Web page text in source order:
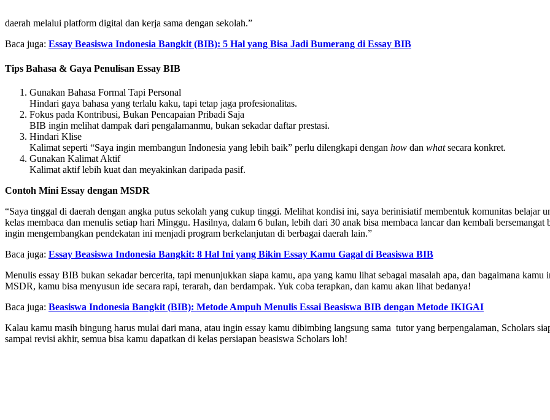
daerah melalui platform digital dan kerja sama dengan sekolah.”
Baca juga: Essay Beasiswa Indonesia Bangkit (BIB): 5 Hal yang Bisa Jadi Bumerang di Essay BIB
Tips Bahasa & Gaya Penulisan Essay BIB
Gunakan Bahasa Formal Tapi Personal
Hindari gaya bahasa yang terlalu kaku, tapi tetap jaga profesionalitas.
Fokus pada Kontribusi, Bukan Pencapaian Pribadi Saja
BIB ingin melihat dampak dari pengalamanmu, bukan sekadar daftar prestasi.
Hindari Klise
Kalimat seperti “Saya ingin membangun Indonesia yang lebih baik” perlu dilengkapi dengan how dan whatsecara konkret.
Gunakan Kalimat Aktif
Kalimat aktif lebih kuat dan meyakinkan daripada pasif.
Contoh Mini Essay dengan MSDR
“Saya tinggal di daerah dengan angka putus sekolah yang cukup tinggi. Melihat kondisi ini, saya berinisiatif membentuk komunitas belajar
kelas membaca dan menulis setiap hari Minggu. Hasilnya, dalam 6 bulan, lebih dari 30 anak bisa membaca lancar dan kembali
ingin mengembangkan pendekatan ini menjadi program berkelanjutan di berbagai daerah lain.”
Baca juga: Essay Beasiswa Indonesia Bangkit: 8 Hal Ini yang Bikin Essay Kamu Gagal di Beasiswa BIB
Menulis essay BIB bukan sekadar bercerita, tapi menunjukkan siapa kamu, apa yang kamu lihat sebagai masalah apa, dan bagaimana
MSDR, kamu bisa menyusun ide secara rapi, terarah, dan berdampak. Yuk coba terapkan, dan kamu akan lihat bedanya!
Baca juga: Beasiswa Indonesia Bangkit (BIB): Metode Ampuh Menulis Essai Beasiswa BIB dengan Metode IKIGAI
Kalau kamu masih bingung harus mulai dari mana, atau ingin essay kamu dibimbing langsung sama tutor yang berpengalaman, Scholars
sampai revisi akhir, semua bisa kamu dapatkan di kelas persiapan beasiswa Scholars loh!